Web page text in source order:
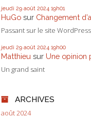
jeudi 29 août 2024 19h01
HuGo sur Changement
Passant sur le site
jeudi 29 août 2024 19h00
Matthieu sur Une opinion
Un grand saint
ARCHIVES
août 2024